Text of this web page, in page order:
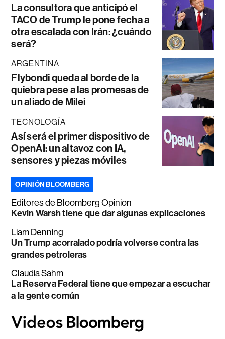
La consultora que anticipó el
TACO de Trump le pone fecha a
otra escalada con Irán: ¿cuándo
será?
ARGENTINA
Flybondi queda al borde de la
quiebra pese a las promesas de
un aliado de Milei
TECNOLOGÍA
Así será el primer dispositivo de
OpenAI: un altavoz con IA,
sensores y piezas móviles
OPINIÓN BLOOMBERG
Editores de Bloomberg Opinion
Kevin Warsh tiene que dar algunas explicaciones
Liam Denning
Un Trump acorralado podría volverse contra las
grandes petroleras
Claudia Sahm
La Reserva Federal tiene que empezar a escuchar
a la gente común